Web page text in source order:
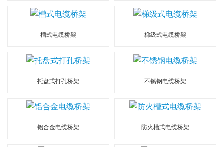
槽式电缆桥架 梯级式电缆桥架
托盘式打孔桥架 不锈钢电缆桥架
铝合金电缆桥架 防火槽式电缆桥架